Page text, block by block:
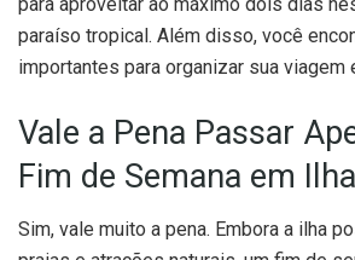
paraíso tropical. Além disso, você
importantes para organizar sua
Vale a Pena Passar
Fim de Semana em
Sim, vale muito a pena. Embora a ilha